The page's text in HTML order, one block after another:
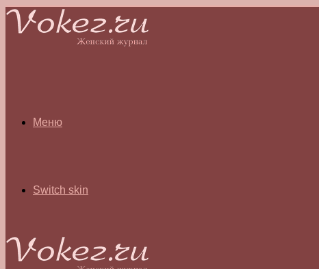
Меню
Switch skin